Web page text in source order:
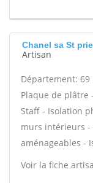
Chanel sa St
Artisan
Département: 69
Plaque de plâtre
Staff - Isolation
murs intérieurs -
aménageables -
Voir la fiche